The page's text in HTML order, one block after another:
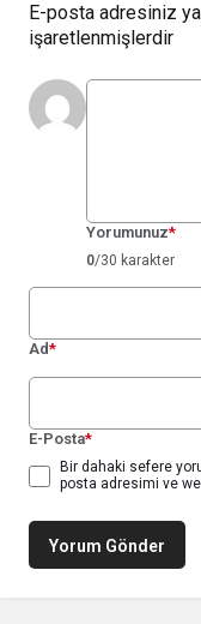
E-posta adresiniz
işaretlenmişlerdir
Yorumunuz*
0/30 karakter
Ad*
E-Posta*
Bir dahaki sefere
posta adresimi ve
Yorum Gönder